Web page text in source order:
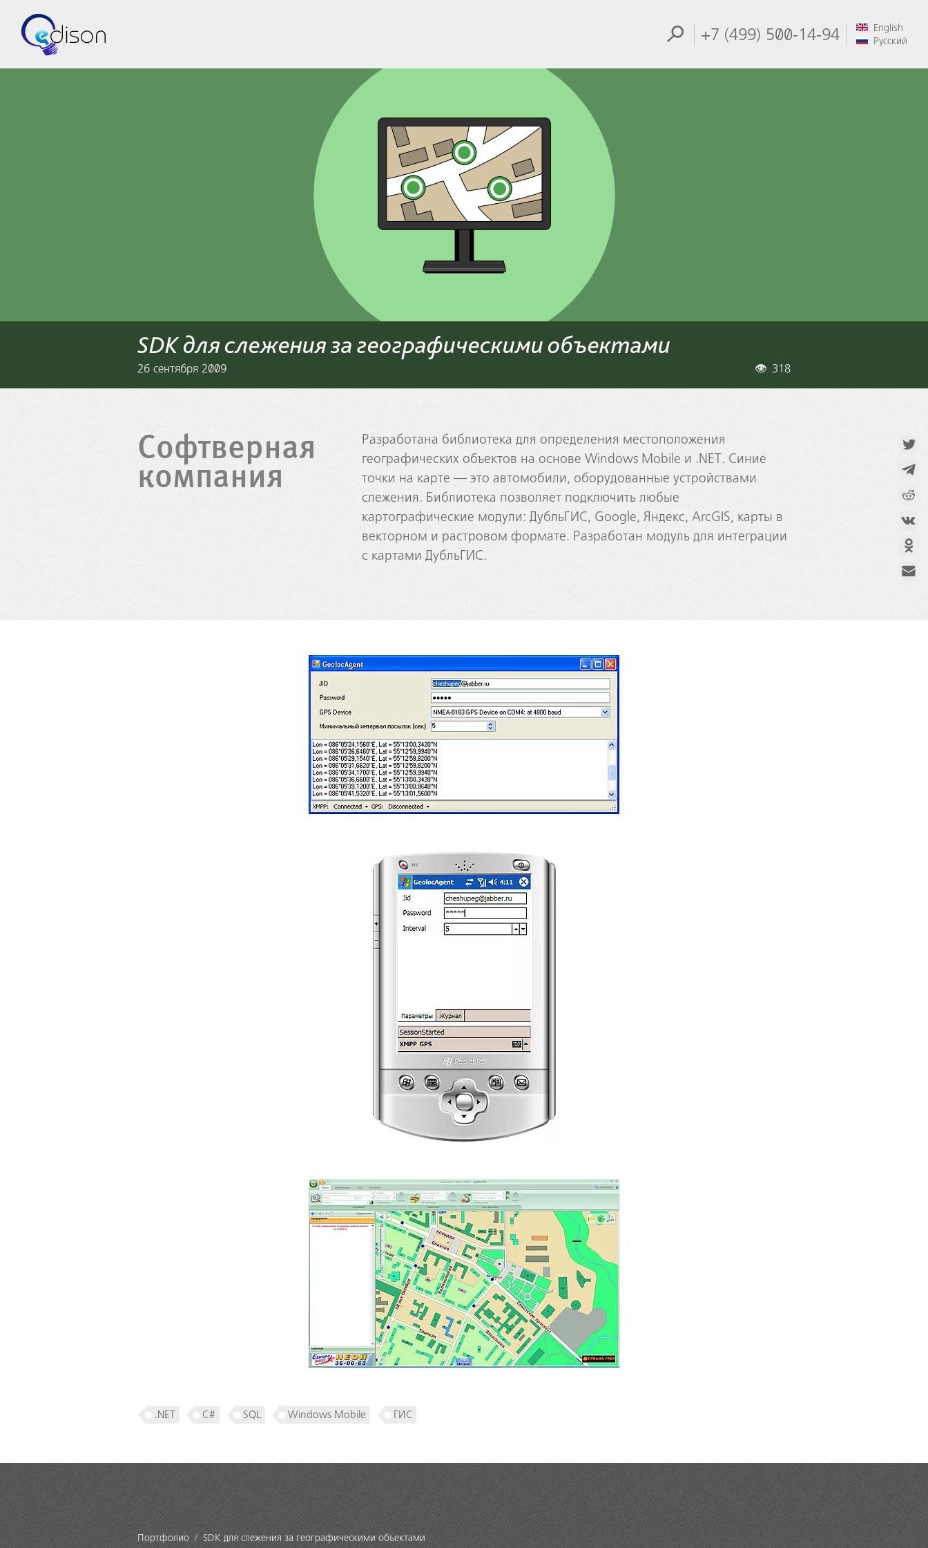
+7 (499) 500-14-94
English
Русский
SDK для слежения за географическими объектами
26 сентября 2009 318
Софтверная
компания
Разработана библиотека для определения местоположения
географических объектов на основе Windows Mobile и .NET. Синие
точки на карте — это автомобили, оборудованные устройствами
слежения. Библиотека позволяет подключить любые
картографические модули: ДубльГИС, Google, Яндекс, ArcGIS, карты в
векторном и растровом формате. Разработан модуль для интеграции
с картами ДубльГИС.
.NET C# SQL Windows Mobile ГИС
Портфолио SDK для слежения за географическими объектами